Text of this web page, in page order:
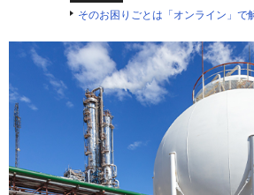
そのお困りごとは「オンライン」で